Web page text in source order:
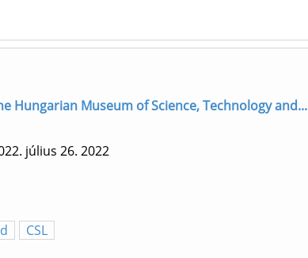
Hungarian Museum of Science, Technology and...
július 26. 2022
CSL